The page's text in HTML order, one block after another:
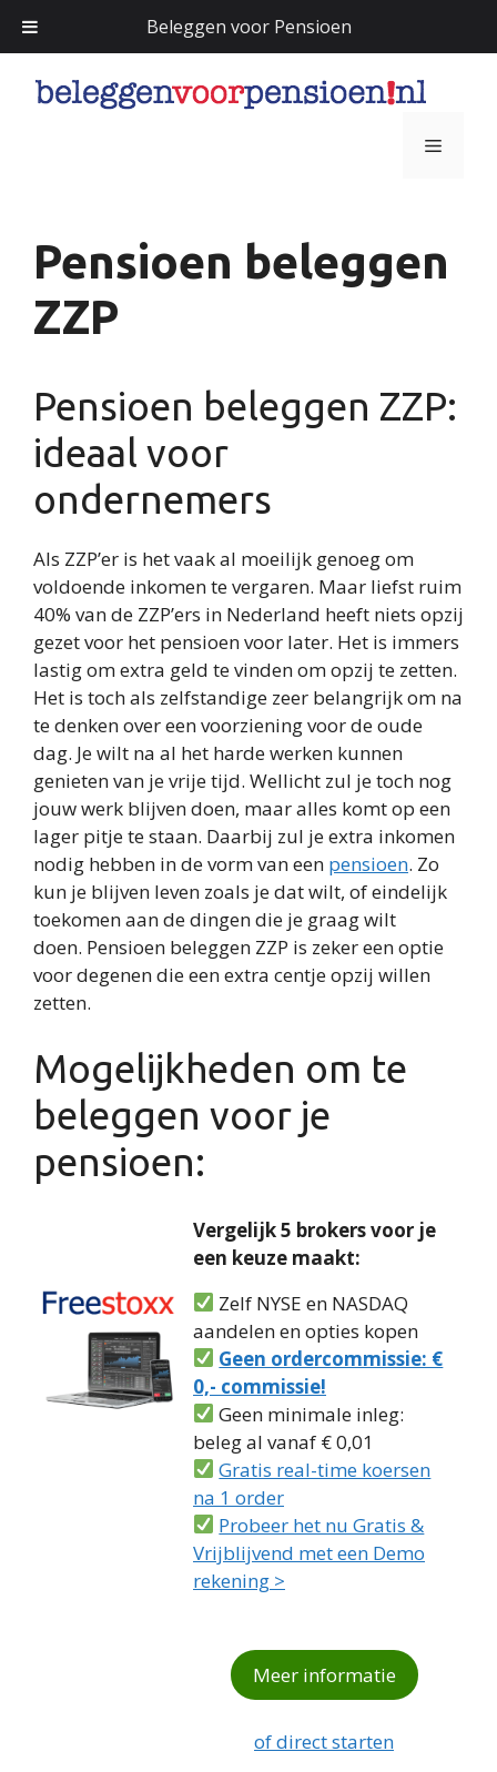
Beleggen voor Pensioen
naar
Menu
Pensioen beleggen
ZZP
Pensioen beleggen ZZP:
ideaal voor
ondernemers
Als ZZP’er is het vaak al moeilijk genoeg om
voldoende inkomen te vergaren. Maar liefst ruim
40% van de ZZP’ers in Nederland heeft niets opzij
gezet voor het pensioen voor later. Het is immers
lastig om extra geld te vinden om opzij te zetten.
Het is toch als zelfstandige zeer belangrijk om na
te denken over een voorziening voor de oude
dag. Je wilt na al het harde werken kunnen
genieten van je vrije tijd. Wellicht zul je toch nog
jouw werk blijven doen, maar alles komt op een
lager pitje te staan. Daarbij zul je extra inkomen
nodig hebben in de vorm van een pensioen. Zo
kun je blijven leven zoals je dat wilt, of eindelijk
toekomen aan de dingen die je graag wilt
doen. Pensioen beleggen ZZP is zeker een optie
voor degenen die een extra centje opzij willen
zetten.
Mogelijkheden om te
beleggen voor je
pensioen:
Vergelijk 5 brokers voor je
een keuze maakt:
Zelf NYSE en NASDAQ
aandelen en opties kopen
Geen ordercommissie: €
0,- commissie!
Geen minimale inleg:
beleg al vanaf € 0,01
Gratis real-time koersen
na 1 order
Probeer het nu Gratis &
Vrijblijvend met een Demo
rekening >
Meer informatie
of direct starten